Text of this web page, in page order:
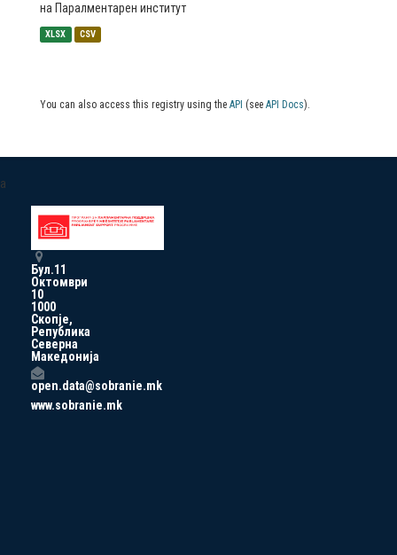
на Паралментарен институт
XLSX CSV
You can also access this registry using the API (see API Docs).
a
Бул.11
Октомври
10
1000
Скопје,
Република
Северна
Македонија
open.data@sobranie.mk
www.sobranie.mk